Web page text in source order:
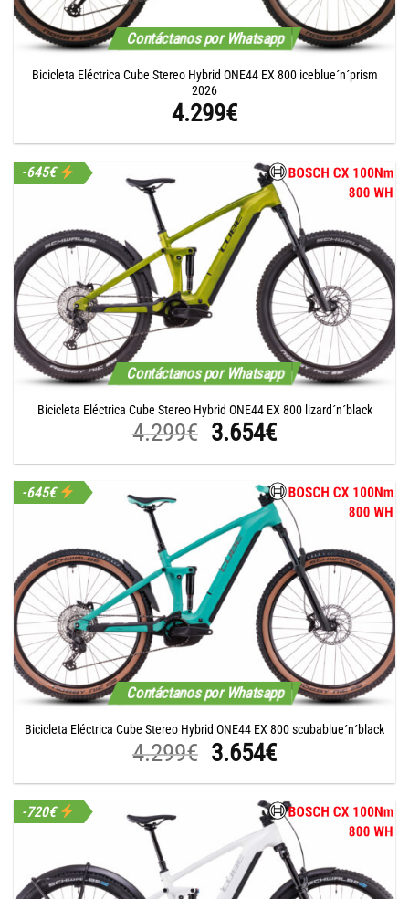
Contáctanos por Whatsapp
Bicicleta Eléctrica Cube Stereo Hybrid ONE44 EX 800 iceblue´n´prism
2026
4.299€
Contáctanos por Whatsapp
-645€
Bicicleta Eléctrica Cube Stereo Hybrid ONE44 EX 800 lizard´n´black
4.299€ El
precio
original
4.299€.
3.654€El
precio
actual
es:
3.654€.
Contáctanos por Whatsapp
-645€
Bicicleta Eléctrica Cube Stereo Hybrid ONE44 EX 800 scubablue´n´black
4.299€ El
precio
original
4.299€.
3.654€El
precio
actual
es:
3.654€.
-720€